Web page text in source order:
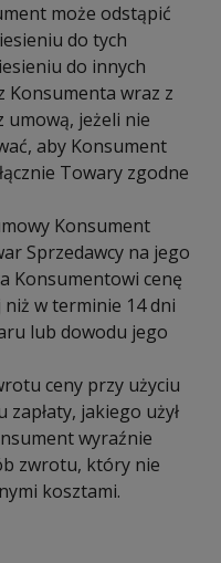
może odstąpić
do tych
do innych
Konsumenta wraz z
umową, jeżeli nie
aby Konsument
Towary zgodne
Konsument
Sprzedawcy na jego
Konsumentowi cenę
niż w terminie 14 dni
lub dowodu jego
ceny przy użyciu
jakiego użył
wyraźnie
zwrotu, który nie
kosztami.